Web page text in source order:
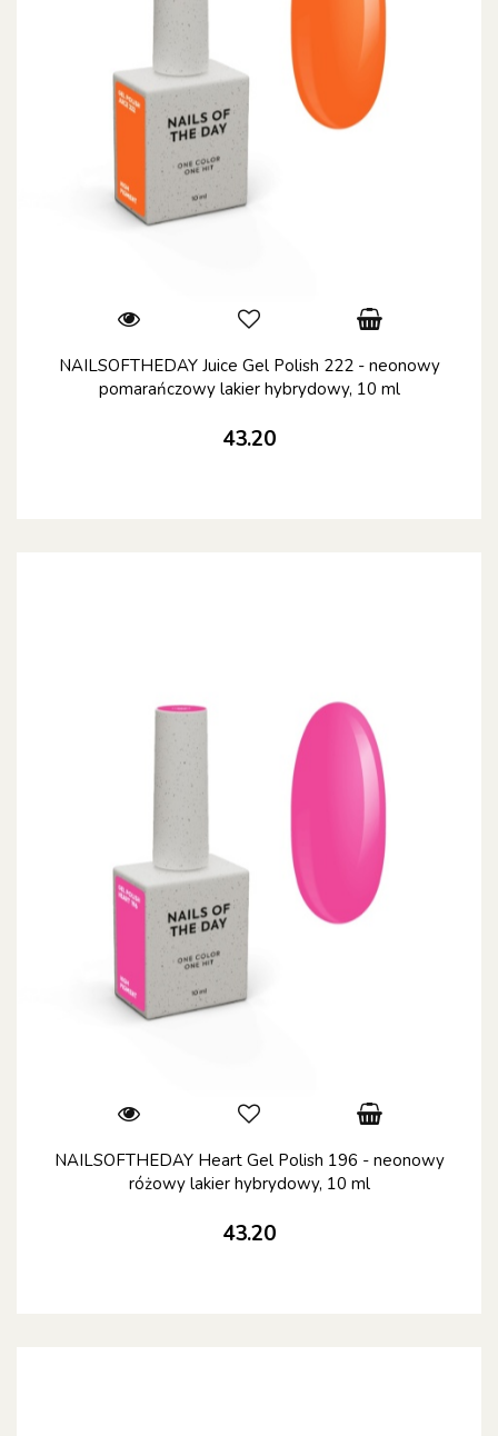
NAILSOFTHEDAY Juice Gel Polish 222 - neonowy
pomarańczowy lakier hybrydowy, 10 ml
43.20
NAILSOFTHEDAY Heart Gel Polish 196 - neonowy
różowy lakier hybrydowy, 10 ml
43.20